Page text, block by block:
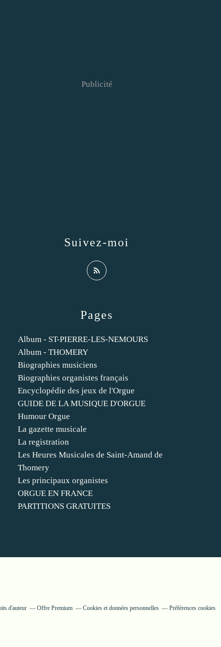
Pages
Album - ST-PIERRE-LES-NEMOURS
Album - THOMERY
Biographies musiciens
Biographies organistes français
Encyclopédie des jeux de l'Orgue
GUIDE DE LA MUSIQUE D'ORGUE
Humour Orgue
La gazette musicale
La registration
Les Heures Musicales de Saint-Amand de
Thomery
Les principaux organistes
ORGUE EN FRANCE
PARTITIONS GRATUITES
Suivez-moi
Publicité
d'auteur Offre Premium Cookies et données personnelles Préférences cookies